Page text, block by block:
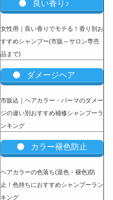
良い香り♪
女性用｜良い香りでモテる！香り別お
すすめシャンプー(市販～サロン専売
品まで)
ダメージヘア
市販込｜ヘアカラー・パーマのダメー
ジの違い別おすすめ補修シャンプーラ
ンキング
カラー褪色防止
ヘアカラーの色落ち(退色・褪色)防
止！色持ちにおすすめシャンプーラン
キング